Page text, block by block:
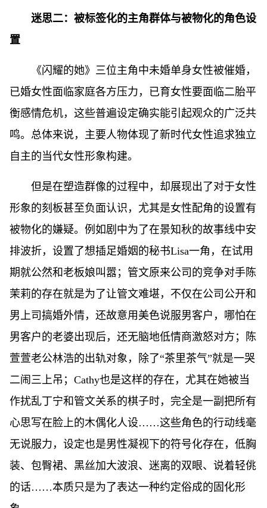
迷思二：被标签化的主角群体与被物化的角色设
置
《闪耀的她》三位主角中未婚单身女性被催婚，
已婚女性面临家庭各方压力，已育女性要面临二胎平
衡感情危机，这些普遍设定确实能引起观众的广泛共
鸣。总体来说，主要人物体现了新时代女性追求独立
自主的当代女性形象构建。
但是在塑造群像的过程中，却展现出了对于女性
形象的刻板甚至负面认识，尤其是女性配角的设置有
被物化的嫌疑。例如剧中为了在景知秋的故事线中安
排波折，设置了想插足婚姻的秘书Lisa一角，在试用
期就公然和老板娘叫嚣；管文原来公司的竞争对手陈
茉莉的存在就是为了让管文难堪，不仅在公司公开和
男上司搞婚外情，还故意用美色说服男客户，哪怕在
男客户的老婆出现后，还无脑地低情商激怒对方；陈
萱萱老公林浩的出轨对象，除了“茶里茶气”就是一哭
二闹三上吊；Cathy也是这样的存在，尤其在她被当
作扰乱丁宁和管文关系的棋子时，完全是一副把所有
心思写在脸上的木偶化人设……这些角色的行动线毫
无说服力，设定也是男性凝视下的符号化存在，低胸
装、包臀裙、黑丝加大波浪、迷离的双眼、说着轻佻
的话……本质只是为了表达一种约定俗成的固化形